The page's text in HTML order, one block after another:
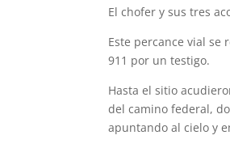
El chofer y sus tres
Este percance vial se
911 por un testigo.
Hasta el sitio
del cami­no federal,
apuntando al cielo y